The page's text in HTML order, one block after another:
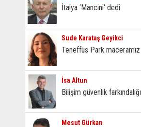
İtalya ‘Mancini‘ dedi
Sude Karataş Geyikci
Teneffüs Park maceramız
İsa Altun
Bilişim güvenlik farkındalığı
Mesut Gürkan